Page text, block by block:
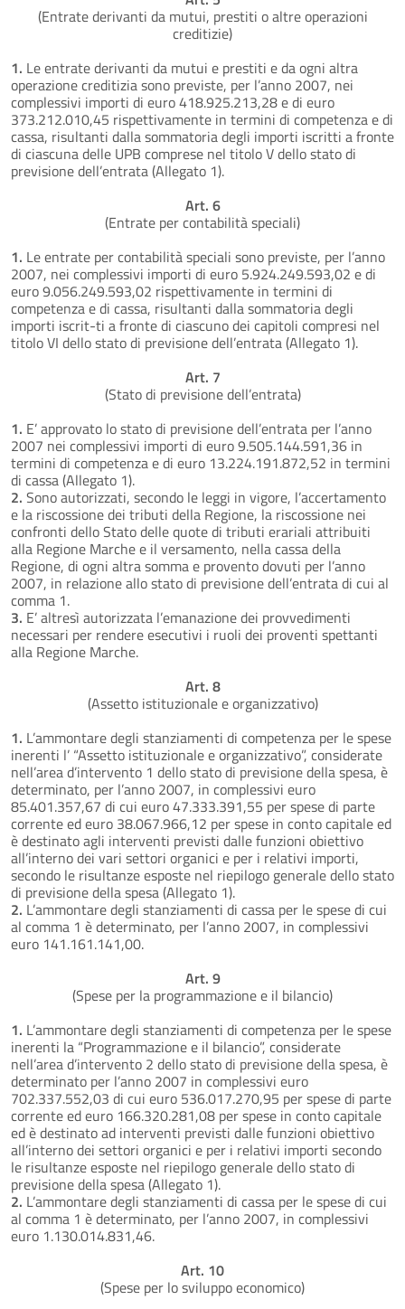
(Entrate derivanti da mutui, prestiti o altre operazioni
creditizie)
1. Le entrate derivanti da mutui e prestiti e da ogni altra
operazione creditizia sono previste, per l’anno 2007, nei
complessivi importi di euro 418.925.213,28 e di euro
373.212.010,45 rispettivamente in termini di competenza e di
cassa, risultanti dalla sommatoria degli importi iscritti a fronte
di ciascuna delle UPB comprese nel titolo V dello stato di
previsione dell’entrata (Allegato 1).
Art. 6
(Entrate per contabilità speciali)
1. Le entrate per contabilità speciali sono previste, per l’anno
2007, nei complessivi importi di euro 5.924.249.593,02 e di
euro 9.056.249.593,02 rispettivamente in termini di
competenza e di cassa, risultanti dalla sommatoria degli
importi iscrit-ti a fronte di ciascuno dei capitoli compresi nel
titolo VI dello stato di previsione dell’entrata (Allegato 1).
Art. 7
(Stato di previsione dell’entrata)
1. E’ approvato lo stato di previsione dell’entrata per l’anno
2007 nei complessivi importi di euro 9.505.144.591,36 in
termini di competenza e di euro 13.224.191.872,52 in termini
di cassa (Allegato 1).
2. Sono autorizzati, secondo le leggi in vigore, l’accertamento
e la riscossione dei tributi della Regione, la riscossione nei
confronti dello Stato delle quote di tributi erariali attribuiti
alla Regione Marche e il versamento, nella cassa della
Regione, di ogni altra somma e provento dovuti per l’anno
2007, in relazione allo stato di previsione dell’entrata di cui al
comma 1.
3. E’ altresì autorizzata l’emanazione dei provvedimenti
necessari per rendere esecutivi i ruoli dei proventi spettanti
alla Regione Marche.
Art. 8
(Assetto istituzionale e organizzativo)
1. L’ammontare degli stanziamenti di competenza per le spese
inerenti l’ “Assetto istituzionale e organizzativo”, considerate
nell’area d’intervento 1 dello stato di previsione della spesa, è
determinato, per l’anno 2007, in complessivi euro
85.401.357,67 di cui euro 47.333.391,55 per spese di parte
corrente ed euro 38.067.966,12 per spese in conto capitale ed
è destinato agli interventi previsti dalle funzioni obiettivo
all’interno dei vari settori organici e per i relativi importi,
secondo le risultanze esposte nel riepilogo generale dello stato
di previsione della spesa (Allegato 1).
2. L’ammontare degli stanziamenti di cassa per le spese di cui
al comma 1 è determinato, per l’anno 2007, in complessivi
euro 141.161.141,00.
Art. 9
(Spese per la programmazione e il bilancio)
1. L’ammontare degli stanziamenti di competenza per le spese
inerenti la “Programmazione e il bilancio”, considerate
nell’area d’intervento 2 dello stato di previsione della spesa, è
determinato per l’anno 2007 in complessivi euro
702.337.552,03 di cui euro 536.017.270,95 per spese di parte
corrente ed euro 166.320.281,08 per spese in conto capitale
ed è destinato ad interventi previsti dalle funzioni obiettivo
all’interno dei settori organici e per i relativi importi secondo
le risultanze esposte nel riepilogo generale dello stato di
previsione della spesa (Allegato 1).
2. L’ammontare degli stanziamenti di cassa per le spese di cui
al comma 1 è determinato, per l’anno 2007, in complessivi
euro 1.130.014.831,46.
Art. 10
(Spese per lo sviluppo economico)